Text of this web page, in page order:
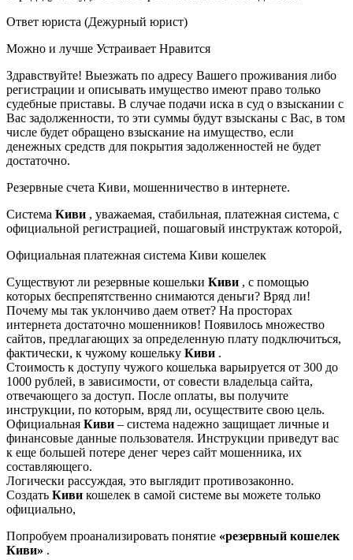
Ответ юриста (Дежурный юрист)
Можно и лучше Устраивает Нравится
Здравствуйте! Выезжать по адресу Вашего проживания либо
регистрации и описывать имущество имеют право только
судебные приставы. В случае подачи иска в суд о взыскании с
Вас задолженности, то эти суммы будут взысканы с Вас, в том
числе будет обращено взыскание на имущество, если
денежных средств для покрытия задолженностей не будет
достаточно.
Резервные счета Киви, мошенничество в интернете.
Система Киви , уважаемая, стабильная, платежная система, с
официальной регистрацией, пошаговый инструктаж которой,
Официальная платежная система Киви кошелек
Существуют ли резервные кошельки Киви , с помощью
которых беспрепятственно снимаются деньги? Вряд ли!
Почему мы так уклончиво даем ответ? На просторах
интернета достаточно мошенников! Появилось множество
сайтов, предлагающих за определенную плату подключиться,
фактически, к чужому кошельку Киви .
Стоимость к доступу чужого кошелька варьируется от 300 до
1000 рублей, в зависимости, от совести владельца сайта,
отвечающего за доступ. После оплаты, вы получите
инструкции, по которым, вряд ли, осуществите свою цель.
Официальная Киви – система надежно защищает личные и
финансовые данные пользователя. Инструкции приведут вас
к еще большей потере денег через сайт мошенника, их
составляющего.
Логически рассуждая, это выглядит противозаконно.
Создать Киви кошелек в самой системе вы можете только
официально,
Попробуем проанализировать понятие «резервный кошелек
Киви» .